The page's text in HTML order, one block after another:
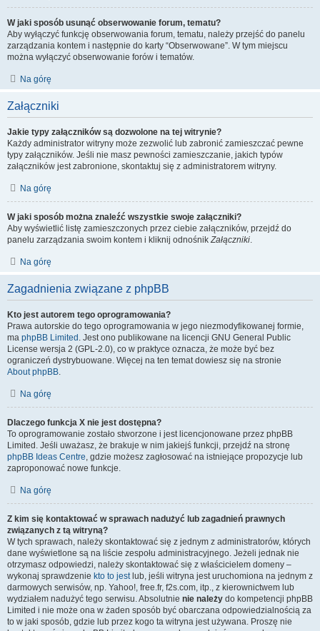
W jaki sposób usunąć obserwowanie forum, tematu?
Aby wyłączyć funkcję obserwowania forum, tematu, należy przejść do panelu
zarządzania kontem i następnie do karty “Obserwowane”. W tym miejscu
można wyłączyć obserwowanie forów i tematów.
Na górę
Załączniki
Jakie typy załączników są dozwolone na tej witrynie?
Każdy administrator witryny może zezwolić lub zabronić zamieszczać pewne
typy załączników. Jeśli nie masz pewności zamieszczanie, jakich typów
załączników jest zabronione, skontaktuj się z administratorem witryny.
Na górę
W jaki sposób można znaleźć wszystkie swoje załączniki?
Aby wyświetlić listę zamieszczonych przez ciebie załączników, przejdź do
panelu zarządzania swoim kontem i kliknij odnośnikZałączniki.
Na górę
Zagadnienia związane z phpBB
Kto jest autorem tego oprogramowania?
Prawa autorskie do tego oprogramowania w jego niezmodyfikowanej formie,
ma phpBB Limited . Jest ono publikowane na licencji GNU General Public
License wersja 2 (GPL-2.0), co w praktyce oznacza, że może być bez
ograniczeń dystrybuowane. Więcej na ten temat dowiesz się na stronie
About phpBB.
Na górę
Dlaczego funkcja X nie jest dostępna?
To oprogramowanie zostało stworzone i jest licencjonowane przez phpBB
Limited. Jeśli uważasz, że brakuje w nim jakiejś funkcji, przejdź na stronę
phpBB Ideas Centre, gdzie możesz zagłosować na istniejące propozycje lub
zaproponować nowe funkcje.
Na górę
Z kim się kontaktować w sprawach nadużyć lub zagadnień prawnych
związanych z tą witryną?
W tych sprawach, należy skontaktować się z jednym z administratorów, których
dane wyświetlone są na liście zespołu administracyjnego. Jeżeli jednak nie
otrzymasz odpowiedzi, należy skontaktować się z właścicielem domeny –
wykonaj sprawdzenie kto to jestlub, jeśli witryna jest uruchomiona na jednym z
darmowych serwisów, np. Yahoo!, free.fr, f2s.com, itp., z kierownictwem lub
wydziałem nadużyć tego serwisu. Absolutnie nie należy do kompetencji phpBB
Limited i nie może ona w żaden sposób być obarczana odpowiedzialnością za
to w jaki sposób, gdzie lub przez kogo ta witryna jest używana. Proszę nie